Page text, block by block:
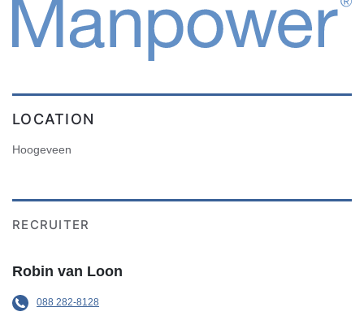
LOCATION
Hoogeveen
RECRUITER
Robin van Loon
088 282-8128